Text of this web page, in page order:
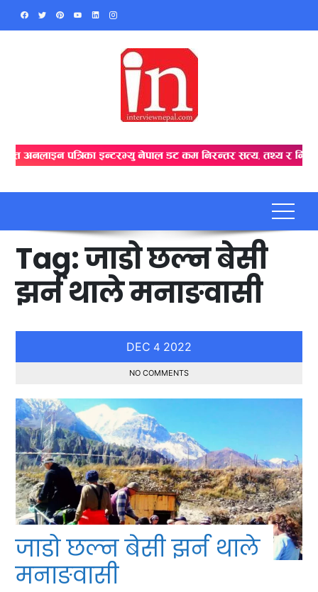
Skip
Tag:जाडो छल्न बेसी
झर्न थाले मनाङवासी
DEC 4 2022
NO COMMENTS
जाडो छल्न बेसी झर्न थाले
मनाङवासी